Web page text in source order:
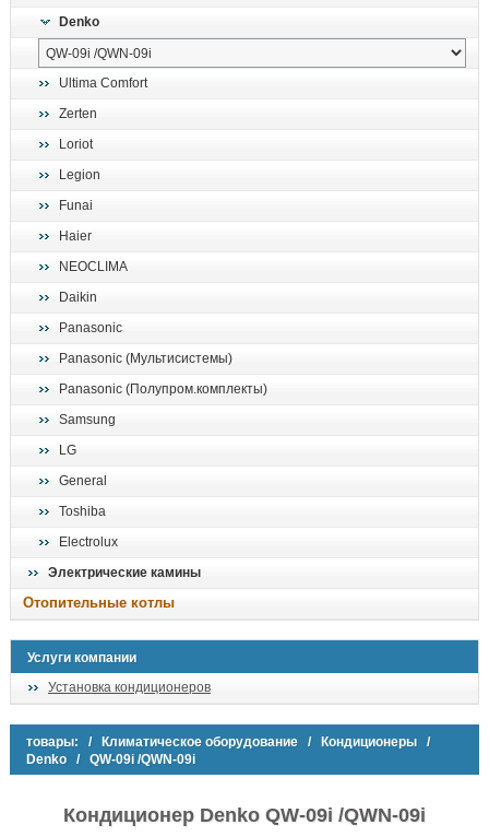
Denko
Ultima Comfort
Zerten
Loriot
Legion
Funai
Haier
NEOCLIMA
Daikin
Panasonic
Panasonic (Мультисистемы)
Panasonic (Полупром.комплекты)
Samsung
LG
General
Toshiba
Electrolux
Электрические камины
Отопительные котлы
Услуги компании
Установка кондиционеров
товары: / Климатическое оборудование / Кондиционеры /
Denko / QW-09i /QWN-09i
Кондиционер Denko QW-09i /QWN-09i